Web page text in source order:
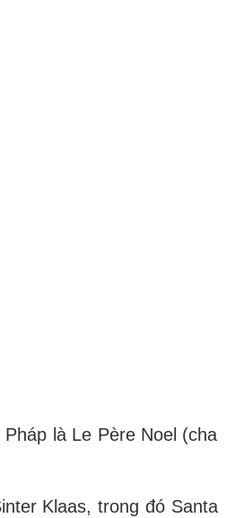
là Le Père Noel (cha
Klaas, trong đó Santa